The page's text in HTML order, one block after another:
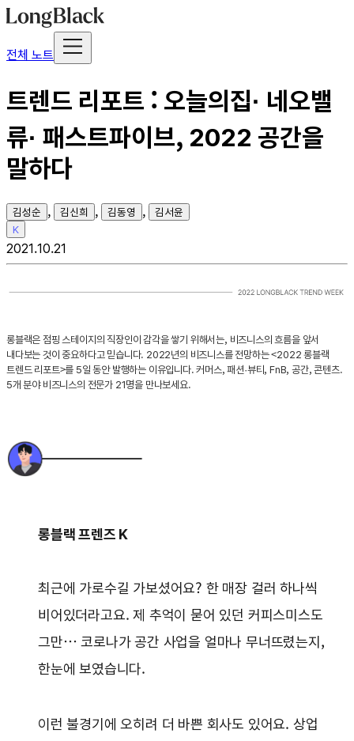
전체 노트
트렌드 리포트 : 오늘의집· 네오밸
류· 패스트파이브, 2022 공간을
말하다
김성순 , 김신희 , 김동영 ,
김서윤
K
2021.10.21
롱블랙은 점핑 스테이지의 직장인이 감각을 쌓기 위해서는, 비즈니스의 흐름을 앞서
내다보는 것이 중요하다고 믿습니다. 2022년의 비즈니스를 전망하는 <2022 롱블랙
트렌드 리포트>를 5일 동안 발행하는 이유입니다. 커머스, 패션·뷰티, FnB, 공간, 콘텐츠.
5개 분야 비즈니스의 전문가 21명을 만나보세요.
롱블랙 프렌즈 K
최근에 가로수길 가보셨어요? 한 매장 걸러 하나씩
비어있더라고요. 제 추억이 묻어 있던 커피스미스도
그만… 코로나가 공간 사업을 얼마나 무너뜨렸는지,
한눈에 보였습니다.
이런 불경기에 오히려 더 바쁜 회사도 있어요. 상업